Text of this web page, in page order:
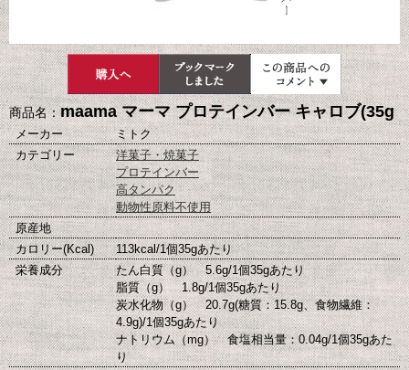
商品名：maama マーマ プロテインバー キャロブ(35g
メーカー
ミトク
カテゴリー
洋菓子・焼菓子
プロテインバー
高タンパク
動物性原料不使用
原産地
カロリー(Kcal)
113kcal/1個35gあたり
栄養成分
たん白質（g） 5.6g/1個35gあたり
脂質（g） 1.8g/1個35gあたり
炭水化物（g） 20.7g(糖質：15.8g、食物繊維：
4.9g)/1個35gあたり
ナトリウム（mg） 食塩相当量：0.04g/1個35gあた
り